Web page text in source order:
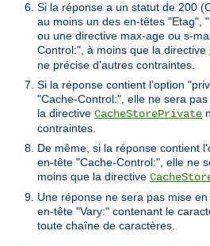
Si la réponse a un statut de 200
au moins un des en-têtes "Etag",
ou une directive max-age ou s-
Control:", à moins que la directive
ne précise d'autres contraintes.
Si la réponse contient l'option
"Cache-Control:", elle ne sera
la directive CacheStorePrivate
contraintes.
De même, si la réponse contient
en-tête "Cache-Control:", elle ne
moins que la directive
Une réponse ne sera pas mise
en-tête "Vary:" contenant le
toute chaîne de caractères.